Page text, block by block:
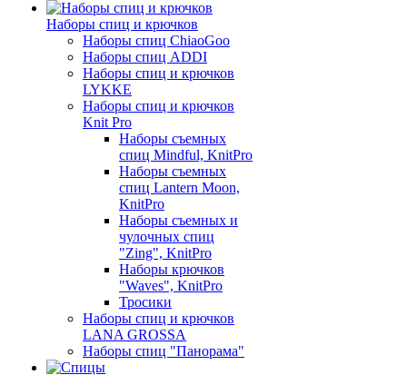
Наборы спиц и крючков
Наборы спиц ChiaoGoo
Наборы спиц ADDI
Наборы спиц и крючков
LYKKE
Наборы спиц и крючков
Knit Pro
Наборы съемных
спиц Mindful, KnitPro
Наборы съемных
спиц Lantern Moon,
KnitPro
Наборы съемных и
чулочных спиц
"Zing", KnitPro
Наборы крючков
"Waves", KnitPro
Тросики
Наборы спиц и крючков
LANA GROSSA
Наборы спиц "Панорама"